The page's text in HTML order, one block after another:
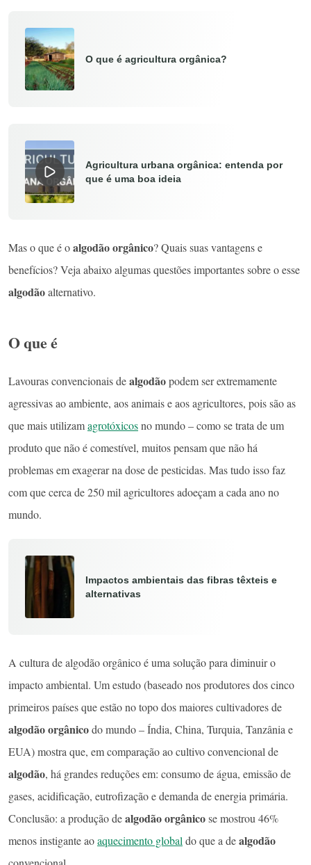
O que é agricultura orgânica?
Agricultura urbana orgânica: entenda por
que é uma boa ideia
Mas o que é oalgodão orgânico? Quais suas vantagens e
benefícios? Veja abaixo algumas questões importantes sobre o esse
algodãoalternativo.
O que é
Lavouras convencionais dealgodãopodem ser extremamente
agressivas ao ambiente, aos animais e aos agricultores, pois são as
que mais utilizamagrotóxicosno mundo – como se trata de um
produto que não é comestível, muitos pensam que não há
problemas em exagerar na dose de pesticidas. Mas tudo isso faz
com que cerca de 250 mil agricultores adoeçam a cada ano no
mundo.
Impactos ambientais das fibras têxteis e
alternativas
A cultura de algodão orgânico é uma solução para diminuir o
impacto ambiental. Um estudo (baseado nos produtores dos cinco
primeiros países que estão no topo dos maiores cultivadores de
algodão orgânicodo mundo – Índia, China, Turquia, Tanzânia e
EUA) mostra que, em comparação ao cultivo convencional de
algodão, há grandes reduções em: consumo de água, emissão de
gases, acidificação, eutrofização e demanda de energia primária.
Conclusão: a produção dealgodão orgânicose mostrou 46%
menos instigante aoaquecimento global do que a dealgodão